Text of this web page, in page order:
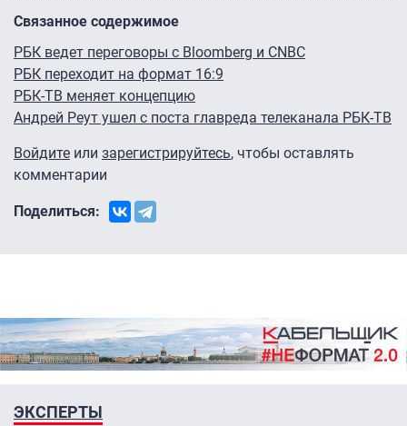
Связанное содержимое
РБК ведет переговоры с Bloomberg и CNBC
РБК переходит на формат 16:9
РБК-ТВ меняет концепцию
Андрей Реут ушел с поста главреда телеканала РБК-ТВ
Войдите или зарегистрируйтесь, чтобы оставлять
комментарии
Поделиться:
ЭКСПЕРТЫ